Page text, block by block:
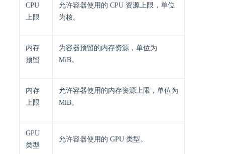
CPU
上限
允许容器使用的 CPU 资源上限，单位
为核。
内存
预留
为容器预留的内存资源，单位为
MiB。
内存
上限
允许容器使用的内存资源上限，单位为
MiB。
GPU
类型
允许容器使用的 GPU 类型。